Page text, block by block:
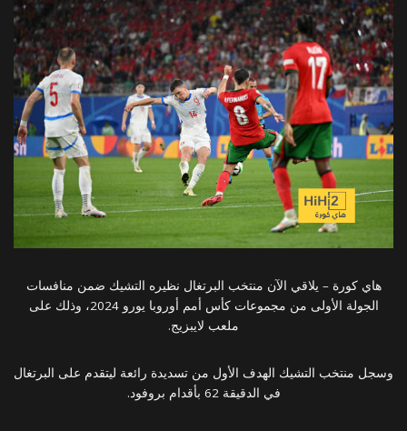
هاي كورة – يلاقي الآن منتخب البرتغال نظيره التشيك ضمن منافسات
الجولة الأولى من مجموعات كأس أمم أوروبا يورو 2024، وذلك على
ملعب لايبزيج.
وسجل منتخب التشيك الهدف الأول من تسديدة رائعة ليتقدم على البرتغال
في الدقيقة 62 بأقدام بروفود.